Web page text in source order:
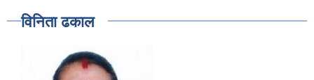
विनिता ढकाल